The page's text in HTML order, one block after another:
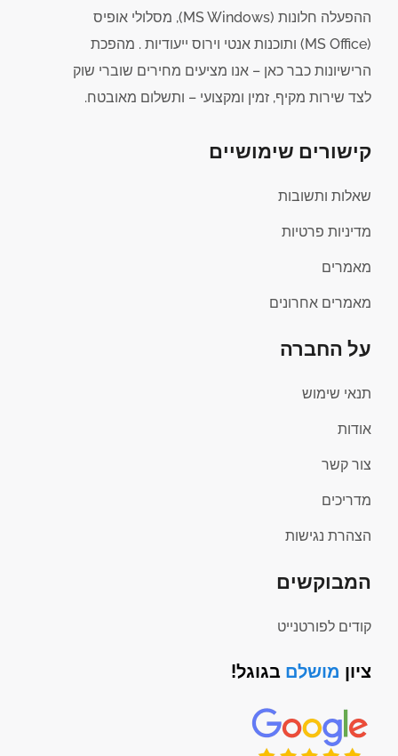
ההפעלה חלונות (MS Windows), מסלולי אופיס
(MS Office) ותוכנות אנטי וירוס ייעודיות . מהפכת
הרישיונות כבר כאן – אנו מציעים מחירים שוברי שוק
לצד שירות מקיף, זמין ומקצועי – ותשלום מאובטח.
קישורים שימושיים
שאלות ותשובות
מדיניות פרטיות
מאמרים
מאמרים אחרונים
על החברה
תנאי שימוש
אודות
צור קשר
מדריכים
הצהרת נגישות
המבוקשים
קודים לפורטנייט
ציון מושלם בגוגל!